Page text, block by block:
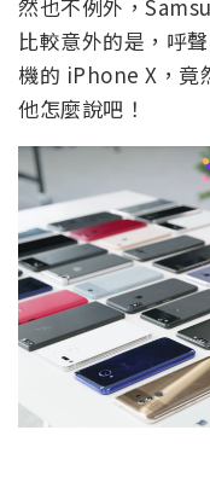
然也不例外，
比較意外的是，呼
機的 iPhone X，竟
他怎麼說吧！